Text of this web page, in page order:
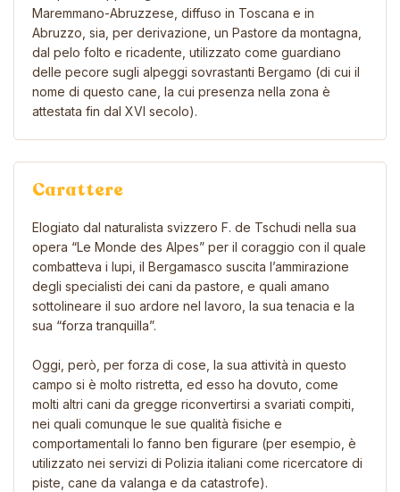
Maremmano-Abruzzese, diffuso in Toscana e in
Abruzzo, sia, per derivazione, un Pastore da montagna,
dal pelo folto e ricadente, utilizzato come guardiano
delle pecore sugli alpeggi sovrastanti Bergamo (di cui il
nome di questo cane, la cui presenza nella zona è
attestata fin dal XVI secolo).
Carattere
Elogiato dal naturalista svizzero F. de Tschudi nella sua
opera “Le Monde des Alpes” per il coraggio con il quale
combatteva i lupi, il Bergamasco suscita l’ammirazione
degli specialisti dei cani da pastore, e quali amano
sottolineare il suo ardore nel lavoro, la sua tenacia e la
sua “forza tranquilla”.
Oggi, però, per forza di cose, la sua attività in questo
campo si è molto ristretta, ed esso ha dovuto, come
molti altri cani da gregge riconvertirsi a svariati compiti,
nei quali comunque le sue qualità fisiche e
comportamentali lo fanno ben figurare (per esempio, è
utilizzato nei servizi di Polizia italiani come ricercatore di
piste, cane da valanga e da catastrofe).